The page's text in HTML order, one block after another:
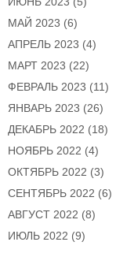
МАЙ 2023 (6)
АПРЕЛЬ 2023 (4)
МАРТ 2023 (22)
ФЕВРАЛЬ 2023 (11)
ЯНВАРЬ 2023 (26)
ДЕКАБРЬ 2022 (18)
НОЯБРЬ 2022 (4)
ОКТЯБРЬ 2022 (3)
СЕНТЯБРЬ 2022 (6)
АВГУСТ 2022 (8)
ИЮЛЬ 2022 (9)